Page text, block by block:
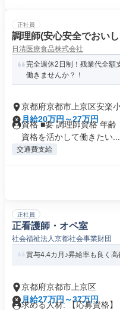
正社員
調理師(安心安全でおい
日清医療食品株式会社
完全週休2日制！残業代全額
働きませんか？！
京都府京都市上京区安楽
月給20万円～27万円
資格 ■要 調理師資格 年齢
資格を活かして働きたい...
交通費支給
正社員
正看護師・オペ室
社会福祉法人京都社会事業財団
賞与4.4カ月♪昇給率も良く高
京都府京都市上京区
月給27万円～37万円
求める人材: 【応募資格